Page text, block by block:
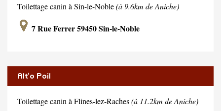
Toilettage canin à Sin-le-Noble(à 9.6km de Aniche)
7 Rue Ferrer 59450 Sin-le-Noble
Alt'o Poil
Toilettage canin à Flines-lez-Raches(à 11.2km de Aniche)